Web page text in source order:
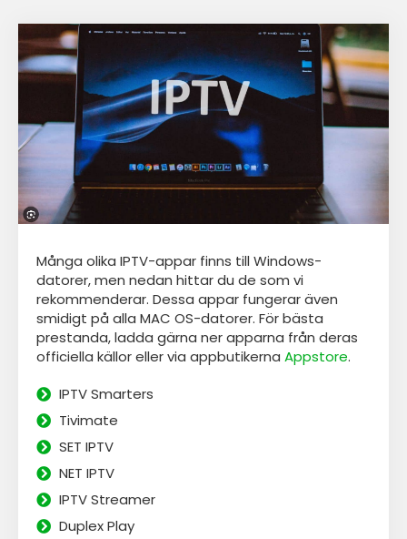
Många olika IPTV-appar finns till Windows-
datorer, men nedan hittar du de som vi
rekommenderar. Dessa appar fungerar även
smidigt på alla MAC OS-datorer. För bästa
prestanda, ladda gärna ner apparna från deras
officiella källor eller via appbutikerna Appstore.
IPTV Smarters
Tivimate
SET IPTV
NET IPTV
IPTV Streamer
Duplex Play